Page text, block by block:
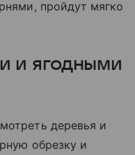
пройдут мягко
и ягодными
деревья и
обрезку и